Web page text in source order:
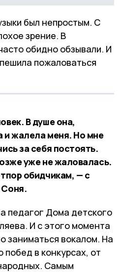
был непростым. С
зрение. В
обидно обзывали. И
пожаловаться
В душе она,
и жалела меня. Но мне
за себя постоять.
уже не жаловалась.
обидчикам, — с
Соня.
педагог Дома детского
И с этого момента
заниматься вокалом. На
в конкурсах, от
Самым